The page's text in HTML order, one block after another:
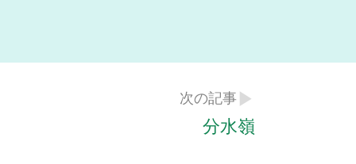
次の記事
分水嶺